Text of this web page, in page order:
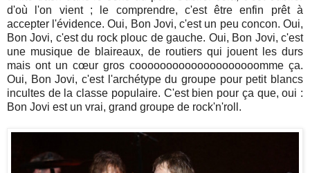
d'où l'on vient ; le comprendre, c'est être enfin prêt à
accepter l'évidence. Oui, Bon Jovi, c'est un peu concon. Oui,
Bon Jovi, c'est du rock plouc de gauche. Oui, Bon Jovi, c'est
une musique de blaireaux, de routiers qui jouent les durs
mais ont un cœur gros coooooooooooooooooooomme ça.
Oui, Bon Jovi, c'est l'archétype du groupe pour petit blancs
incultes de la classe populaire. C'est bien pour ça que, oui :
Bon Jovi est un vrai, grand groupe de rock'n'roll.